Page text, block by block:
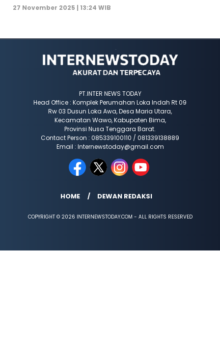
27 November 2025 | 13:24 WIB
PT.INTER NEWS TODAY
Head Office : Komplek Perumahan Loka Indah Rt 09
Rw 03 Dusun Loka Awa, Desa Maria Utara,
Kecamatan Wawo, Kabupaten Bima,
Provinsi Nusa Tenggara Barat.
Contact Person : 085339100110 / 081339138889
Email : Internewstoday@gmail.com
HOME DEWAN REDAKSI
COPYRIGHT © 2026 INTERNEWSTODAY.COM - ALL RIGHTS RESERVED